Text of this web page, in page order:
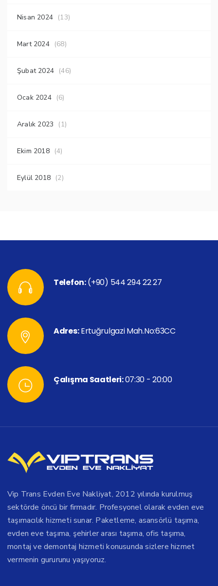
Nisan 2024 (13)
Mart 2024 (68)
Şubat 2024 (46)
Ocak 2024 (6)
Aralık 2023 (1)
Ekim 2018 (4)
Eylül 2018 (2)
Telefon:(+90) 544 294 22 27
Adres:Ertuğrulgazi Mah.No:63CC
Çalışma Saatleri:07:30 - 20:00
Vip Trans Evden Eve Nakliyat, 2012 yılında kurulmuş
sektörde öncü bir firmadır. Profesyonel olarak evden eve
taşımacılık hizmeti sunar. Paketleme, asansörlü taşıma,
evden eve taşıma, şehirler arası taşıma, ofis taşıma,
montaj ve demontaj hizmeti konusunda sizlere hizmet
vermenin gururunu yaşıyoruz.